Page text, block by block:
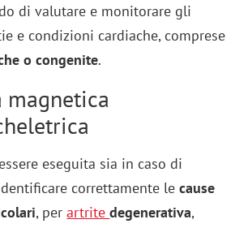
di valutare e monitorare gli
e condizioni cardiache, comprese
o congenite.
magnetica
eseguita sia in caso di
correttamente lecause
, perartritedegenerativa,